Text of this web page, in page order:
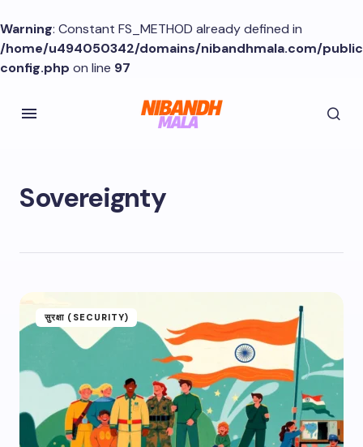
Warning: Constant FS_METHOD already defined in
/home/u494050342/domains/nibandhmala.com/
config.php on line 97
Sovereignty
सुरक्षा (SECURITY)